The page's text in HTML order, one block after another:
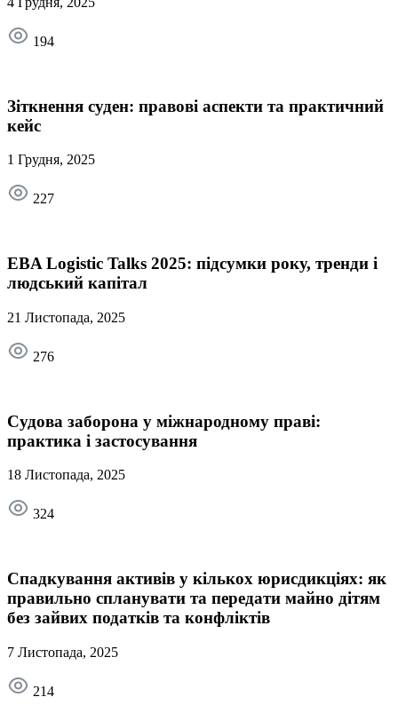
194
Зіткнення суден: правові аспекти та практичний
кейс
1 Грудня, 2025
227
EBA Logistic Talks 2025: підсумки року, тренди і
людський капітал
21 Листопада, 2025
276
Судова заборона у міжнародному праві:
практика і застосування
18 Листопада, 2025
324
Спадкування активів у кількох юрисдикціях: як
правильно спланувати та передати майно дітям
без зайвих податків та конфліктів
7 Листопада, 2025
214